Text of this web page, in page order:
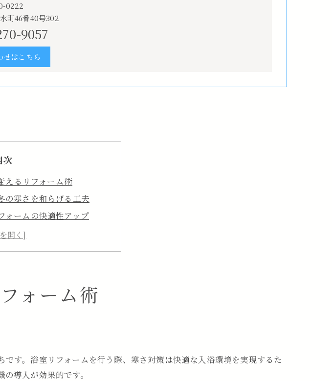
0222
町46番40号302
9057
せはこちら
次
えるリフォーム術
の寒さを和らげる工夫
ォームの快適性アップ
リフォームの重要性
単に始めるための方法
に合う浴室リフォーム提案
室リフォームアイデア
に合う浴室リフォーム
ォーム術
す。浴室リフォームを行う際、寒さ対策は快適な入浴環境を実現するた
導入が効果的です。